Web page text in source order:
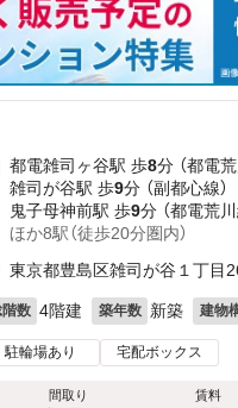
都電雑司ヶ谷駅 歩8分 （都電荒
雑司が谷駅 歩9分 （副都心線）
鬼子母神前駅 歩9分 （都電荒川
ほか8駅（徒歩20分圏内）
東京都豊島区雑司が谷１丁目
数 4階建 築年数 新築 建物
駐輪場あり 宅配ボックス
間取り
賃料